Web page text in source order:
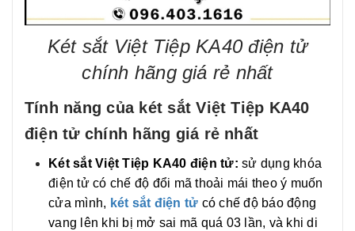
Két sắt Việt Tiệp KA40 điện tử
chính hãng giá rẻ nhất
Tính năng của két sắt Việt Tiệp KA40
điện tử chính hãng giá rẻ nhất
Két sắt Việt Tiệp KA40 điện tử: sử dụng khóa
điện tử có chế độ đổi mã thoải mái theo ý muốn
cửa mình, két sắt điện tử có chế độ báo động
vang lên khi bị mở sai mã quá 03 lần, và khi di